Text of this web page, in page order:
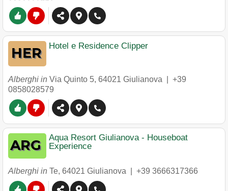
Hotel e Residence Clipper
Alberghi in Via Quinto 5, 64021 Giulianova
+39
0858028579
Aqua Resort Giulianova - Houseboat
Experience
Alberghi in Te, 64021 Giulianova +39 3666317366